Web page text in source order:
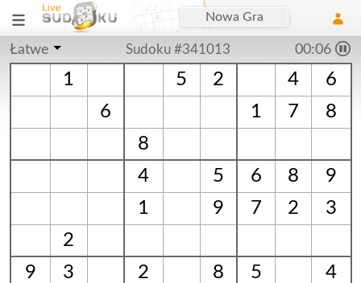
Nowa Gra
Łatwe Sudoku #341013 00:06
1 5 2 4
6
6
1 7
8
8
4
5 6 8
9
1
9 7 2
3
2
9
3 2 8 5
4